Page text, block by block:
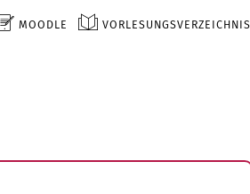
MOODLE VORLESUNGSVERZEICHNIS